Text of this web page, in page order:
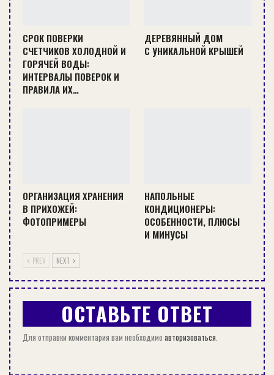
Интернет-магазин «Абразив» предлагает
клиентам широкий выбор фонарей на
аккумуляторах по выгодным ценам. В наличии
приборы с различной мощностью,
комплектацией, разные форматы, с ручкой и без
ручки.
Популярностью пользуются следующие модели:
СРОК ПОВЕРКИ
СЧЕТЧИКОВ ХОЛОДНОЙ И
ГОРЯЧЕЙ ВОДЫ:
ИНТЕРВАЛЫ ПОВЕРОК И
ПРАВИЛА ИХ…
ДЕРЕВЯННЫЙ ДОМ
С УНИКАЛЬНОЙ КРЫШЕЙ
ОРГАНИЗАЦИЯ ХРАНЕНИЯ
В ПРИХОЖЕЙ:
ФОТОПРИМЕРЫ
НАПОЛЬНЫЕ
КОНДИЦИОНЕРЫ:
ОСОБЕННОСТИ, ПЛЮСЫ
И МИНУСЫ
PREV NEXT
ОСТАВЬТЕ ОТВЕТ
Для отправки комментария вам необходимо авторизоваться.